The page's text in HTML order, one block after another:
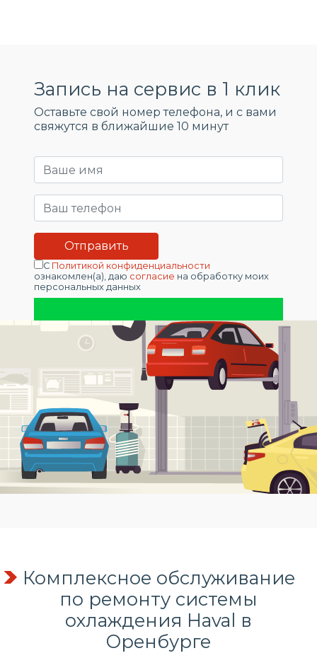
Запись на сервис в 1 клик
Оставьте свой номер телефона, и c вами
свяжутся в ближайшие 10 минут
С Политикой конфиденциальности
ознакомлен(а), даю согласие на обработку моих
персональных данных
Комплексное обслуживание
по ремонту системы
охлаждения Haval в
Оренбурге